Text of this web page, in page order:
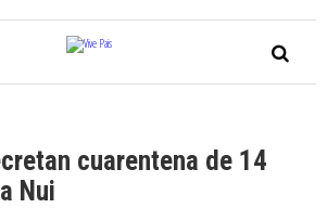
cuarentena de 14
Nui